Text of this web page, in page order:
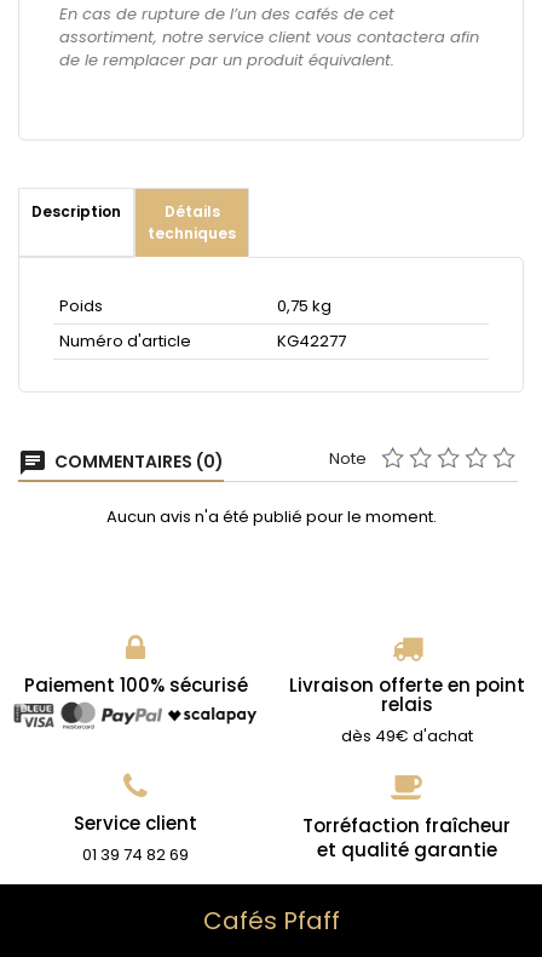
En cas de rupture de l’un des cafés de cet
assortiment, notre service client vous contactera afin
de le remplacer par un produit équivalent.
Description
Détails
techniques
Poids
0,75 kg
Numéro d'article
KG42277
chat COMMENTAIRES (0) Note
Aucun avis n'a été publié pour le moment.
Paiement 100% sécurisé Livraison offerte en point
relais
dès 49€ d'achat
Service client
01 39 74 82 69
Torréfaction fraîcheur
et qualité garantie
Cafés Pfaff